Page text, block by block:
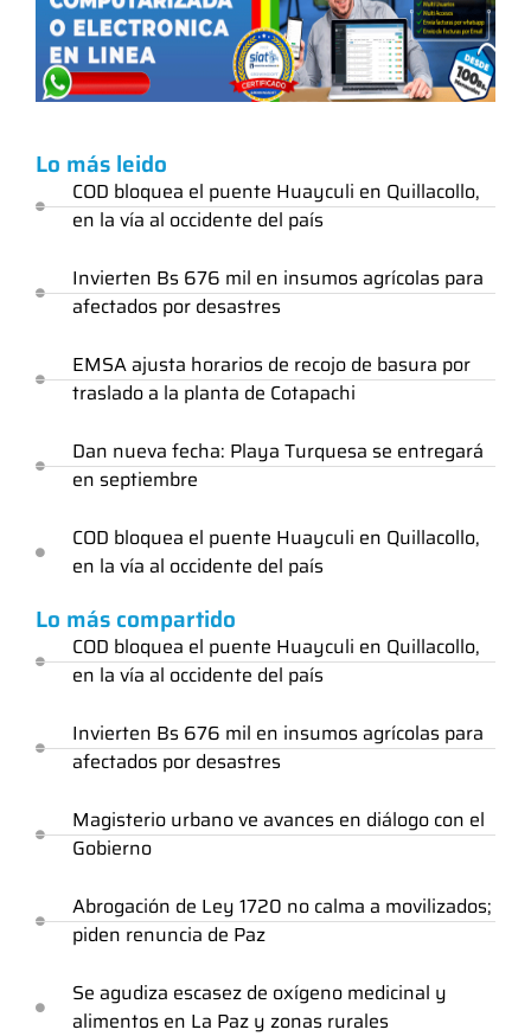
Lo más leido
COD bloquea el puente Huayculi en Quillacollo,
en la vía al occidente del país
Invierten Bs 676 mil en insumos agrícolas para
afectados por desastres
EMSA ajusta horarios de recojo de basura por
traslado a la planta de Cotapachi
Dan nueva fecha: Playa Turquesa se entregará
en septiembre
COD bloquea el puente Huayculi en Quillacollo,
en la vía al occidente del país
Lo más compartido
COD bloquea el puente Huayculi en Quillacollo,
en la vía al occidente del país
Invierten Bs 676 mil en insumos agrícolas para
afectados por desastres
Magisterio urbano ve avances en diálogo con el
Gobierno
Abrogación de Ley 1720 no calma a movilizados;
piden renuncia de Paz
Se agudiza escasez de oxígeno medicinal y
alimentos en La Paz y zonas rurales